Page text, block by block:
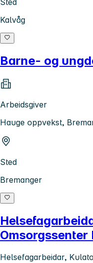
Sted
Kalvåg
Barne- og
Arbeidsgiver
Hauge oppvekst,
Sted
Bremanger
Omsorgssenter
Helsefagarbeidar,